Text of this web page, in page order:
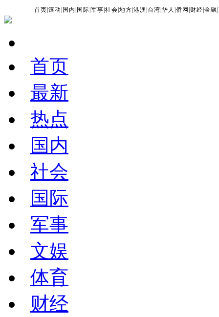
首页 |滚动 国内 国际 |军事 |社会 |地方 |港澳 台湾 |华人 |侨网 财经 |金融 |
首页
最新
热点
国内
社会
国际
军事
文娱
体育
财经